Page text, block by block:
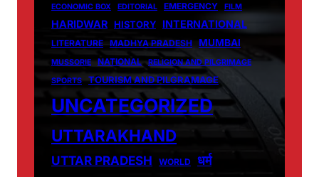
ECONOMIC BOX EDITORIAL EMERGENCY FILM
HARIDWAR HISTORY INTERNATIONAL
LITERATURE MADHYA PRADESH MUMBAI
MUSSORIE NATIONAL
RELIGION AND PILGRIMAGE
SPORTS
TOURISM AND PILGRAMAGE
UNCATEGORIZED
UTTARAKHAND
UTTAR PRADESH WORLD धर्म